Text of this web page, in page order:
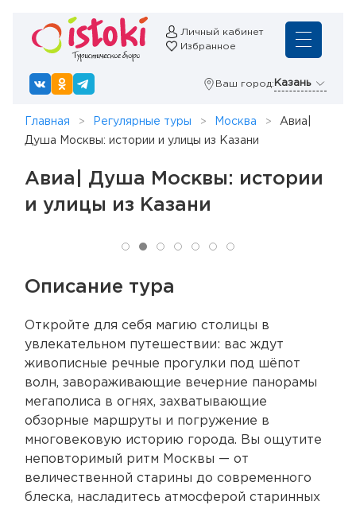
Личный кабинет
Избранное
Ваш город: Казань
Главная Регулярные туры Москва
Авиа|
Душа Москвы: истории и улицы из Казани
Авиа| Душа Москвы: истории
и улицы из Казани
Описание тура
Откройте для себя магию столицы в
увлекательном путешествии: вас ждут
живописные речные прогулки под шёпот
волн, завораживающие вечерние панорамы
мегаполиса в огнях, захватывающие
обзорные маршруты и погружение в
многовековую историю города. Вы ощутите
неповторимый ритм Москвы — от
величественной старины до современного
блеска, насладитесь атмосферой старинных